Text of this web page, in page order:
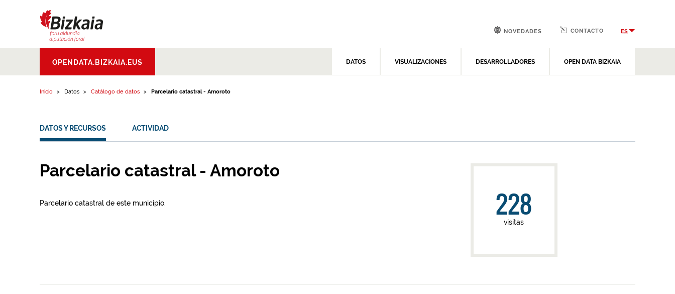
Aldundia.Diputacion
Foral de Bizkaia
OPENDATA.BIZKAIA.EUS DATOS VISUALIZACIONES DESARROLLADORES OPEN DATA BIZKAIA
NOVEDADES CONTACTO ES
Inicio Datos Catálogo de datos Parcelario catastral - Amoroto
DATOS Y RECURSOS ACTIVIDAD
Parcelario catastral - Amoroto
Parcelario catastral de este municipio. 228
visitas